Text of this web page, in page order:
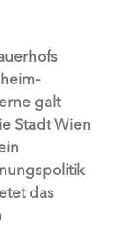
galt
Stadt Wien
das